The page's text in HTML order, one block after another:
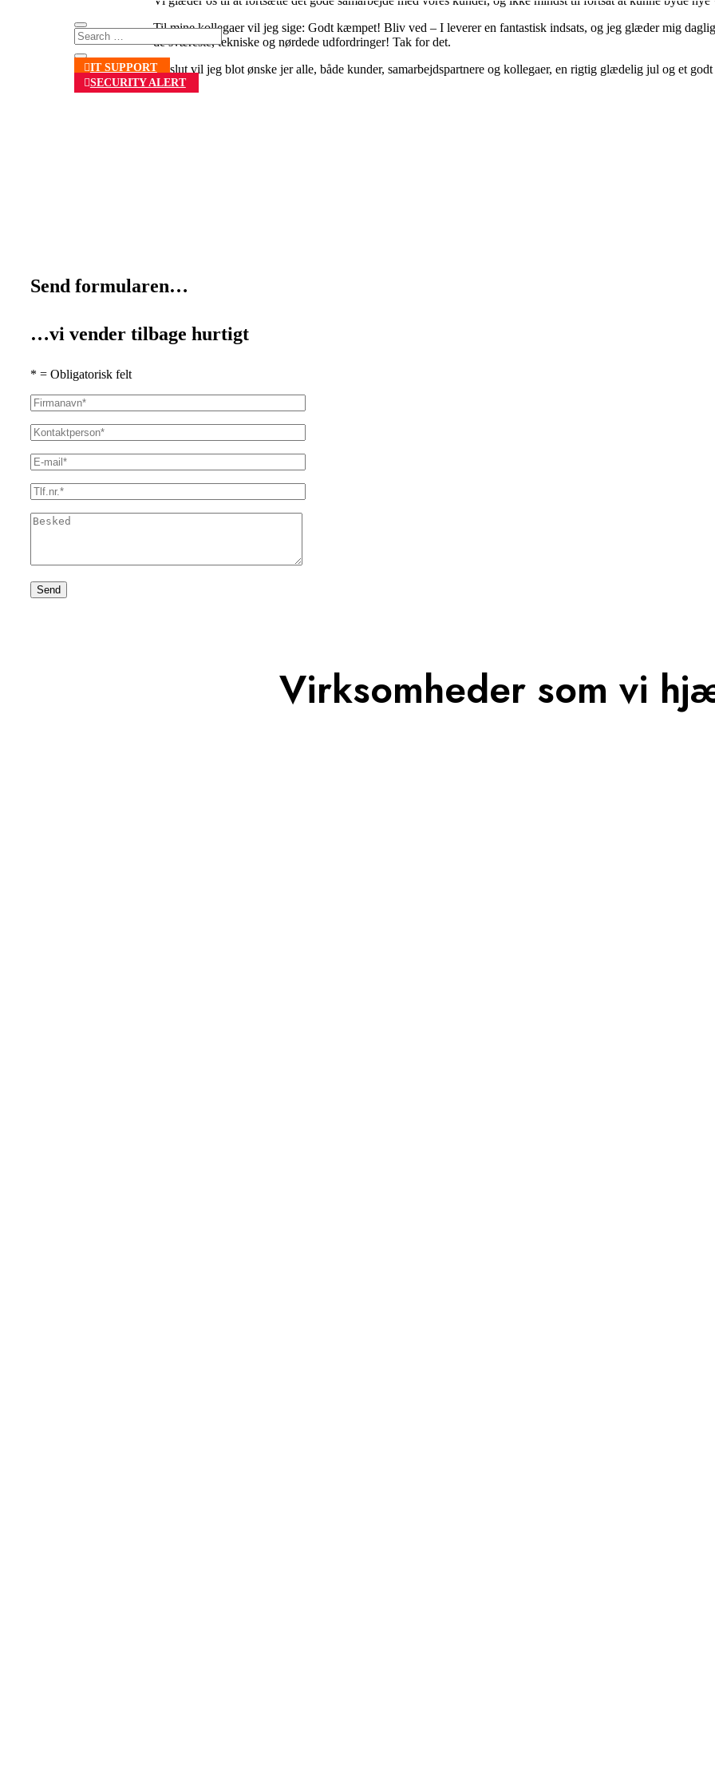
IT SUPPORT
SECURITY ALERT
Til mine kollegaer vil jeg sige: Godt kæmpet! Bliv ved – I leverer en fantastisk indsats, og jeg glæder mig
de sværeste, tekniske og nørdede udfordringer! Tak for det.
Til slut vil jeg blot ønske jer alle, både kunder, samarbejdspartnere og kollegaer, en rigtig glædelig jul og et
Send formularen…
…vi vender tilbage hurtigt
* = Obligatorisk felt
Virksomheder som vi